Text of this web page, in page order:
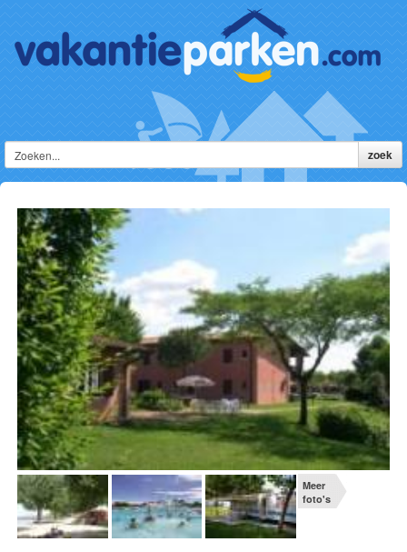
Meer
foto's